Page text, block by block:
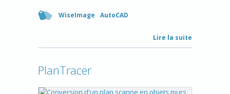
WiseImage AutoCAD
Lire la suite
PlanTracer